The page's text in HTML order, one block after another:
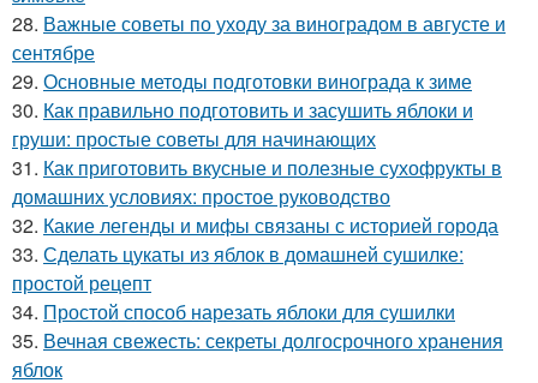
28. Важные советы по уходу за виноградом в августе и
сентябре
29. Основные методы подготовки винограда к зиме
30. Как правильно подготовить и засушить яблоки и
груши: простые советы для начинающих
31. Как приготовить вкусные и полезные сухофрукты в
домашних условиях: простое руководство
32. Какие легенды и мифы связаны с историей города
33. Сделать цукаты из яблок в домашней сушилке:
простой рецепт
34. Простой способ нарезать яблоки для сушилки
35. Вечная свежесть: секреты долгосрочного хранения
яблок